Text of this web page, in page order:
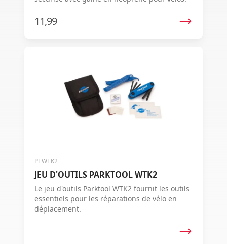
11,99
PTWTK2
JEU D'OUTILS PARKTOOL WTK2
Le jeu d'outils Parktool WTK2 fournit les outils
essentiels pour les réparations de vélo en
déplacement.